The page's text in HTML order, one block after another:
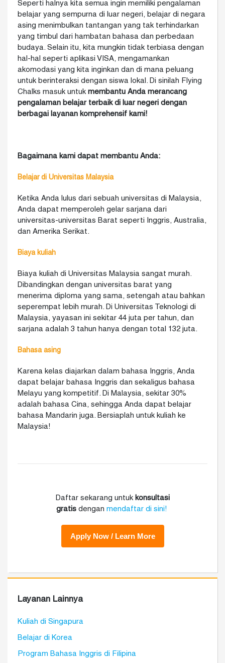
Seperti halnya kita semua ingin memiliki pengalaman
belajar yang sempurna di luar negeri, belajar di negara
asing menimbulkan tantangan yang tak terhindarkan
yang timbul dari hambatan bahasa dan perbedaan
budaya. Selain itu, kita mungkin tidak terbiasa dengan
hal-hal seperti aplikasi VISA, mengamankan
akomodasi yang kita inginkan dan di mana peluang
untuk berinteraksi dengan siswa lokal. Di sinilah Flying
Chalks masuk untuk membantu Anda merancang
pengalaman belajar terbaik di luar negeri dengan
berbagai layanan komprehensif kami!
Bagaimana kami dapat membantu Anda:
Belajar di Universitas Malaysia
Ketika Anda lulus dari sebuah universitas di Malaysia,
Anda dapat memperoleh gelar sarjana dari
universitas-universitas Barat seperti Inggris, Australia,
dan Amerika Serikat.
Biaya kuliah
Biaya kuliah di Universitas Malaysia sangat murah.
Dibandingkan dengan universitas barat yang
menerima diploma yang sama, setengah atau bahkan
seperempat lebih murah. Di Universitas Teknologi di
Malaysia, yayasan ini sekitar 44 juta per tahun, dan
sarjana adalah 3 tahun hanya dengan total 132 juta.
Bahasa asing
Karena kelas diajarkan dalam bahasa Inggris, Anda
dapat belajar bahasa Inggris dan sekaligus bahasa
Melayu yang kompetitif. Di Malaysia, sekitar 30%
adalah bahasa Cina, sehingga Anda dapat belajar
bahasa Mandarin juga. Bersiaplah untuk kuliah ke
Malaysia!
Daftar sekarang untuk konsultasi
gratis dengan mendaftar di sini!
Layanan Lainnya
Kuliah di Singapura
Belajar di Korea
Program Bahasa Inggris di Filipina